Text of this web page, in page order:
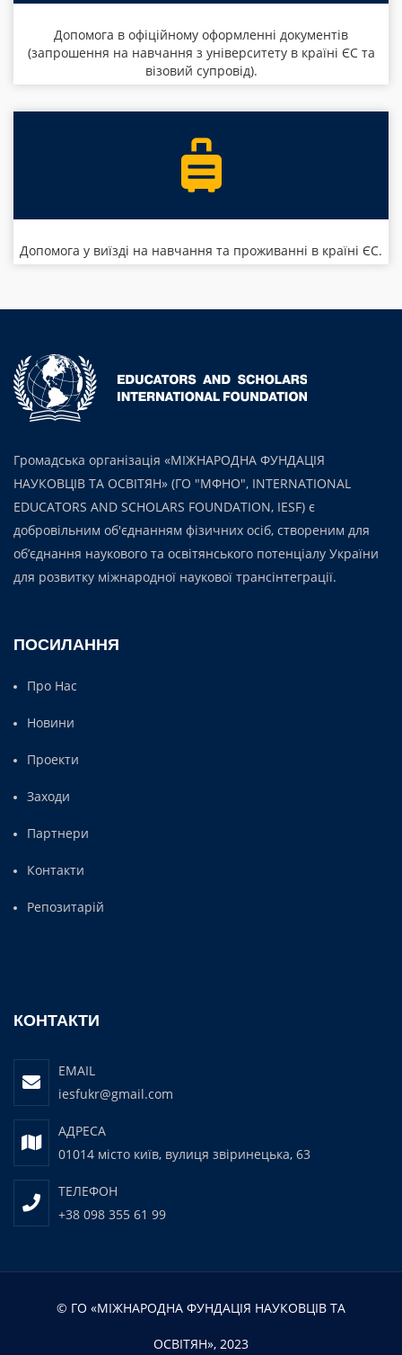
Допомога в офіційному оформленні документів
(запрошення на навчання з університету в країні ЄС та
візовий супровід).
Допомога у виїзді на навчання та проживанні в країні ЄС.
Громадська організація «МІЖНАРОДНА ФУНДАЦІЯ
НАУКОВЦІВ ТА ОСВІТЯН» (ГО "МФНО", INTERNATIONAL
EDUCATORS AND SCHOLARS FOUNDATION, IESF) є
добровільним об'єднанням фізичних осіб, створеним для
об’єднання наукового та освітянського потенціалу України
для розвитку міжнародної наукової трансінтеграції.
ПОСИЛАННЯ
Про Нас
Новини
Проекти
Заходи
Партнери
Контакти
Репозитарій
КОНТАКТИ
EMAIL
iesfukr@gmail.com
АДРЕСА
01014 місто київ, вулиця звіринецька, 63
ТЕЛЕФОН
+38 098 355 61 99
© ГО «МІЖНАРОДНА ФУНДАЦІЯ НАУКОВЦІВ ТА
ОСВІТЯН», 2023